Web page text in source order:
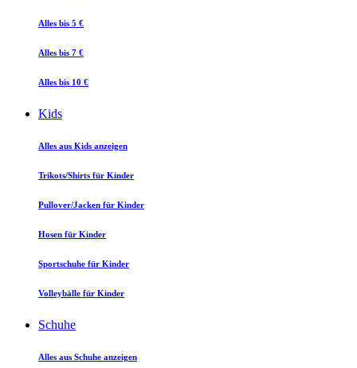
Alles bis 5 €
Alles bis 7 €
Alles bis 10 €
Kids
Alles aus Kids anzeigen
Trikots/Shirts für Kinder
Pullover/Jacken für Kinder
Hosen für Kinder
Sportschuhe für Kinder
Volleybälle für Kinder
Schuhe
Alles aus Schuhe anzeigen